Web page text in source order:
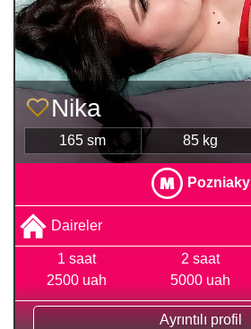
Nika
165 sm 85 kg
Pozniaky
Daireler
1 saat
2500 uah
2 saat
5000 uah
Ayrıntılı profil